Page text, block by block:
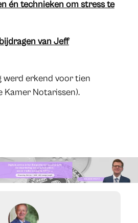
én technieken om stress te
van Jeff
werd erkend voor tien
Kamer Notarissen).